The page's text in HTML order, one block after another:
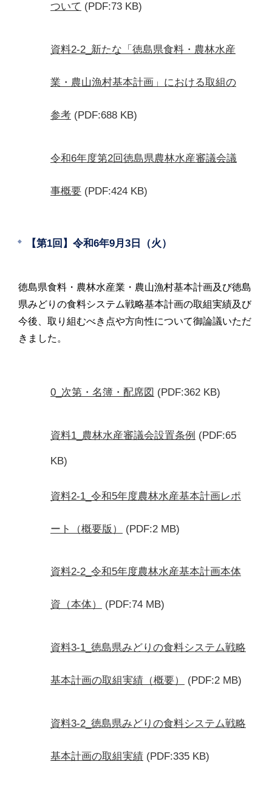
ついて (PDF:73 KB)
資料2-2_新たな「徳島県食料・農林水産
業・農山漁村基本計画」における取組の
参考 (PDF:688 KB)
令和6年度第2回徳島県農林水産審議会議
事概要 (PDF:424 KB)
【第1回】令和6年9月3日（火）
徳島県食料・農林水産業・農山漁村基本計画及び徳島
県みどりの食料システム戦略基本計画の取組実績及び
今後、取り組むべき点や方向性について御論議いただ
きました。
0_次第・名簿・配席図 (PDF:362 KB)
資料1_農林水産審議会設置条例 (PDF:65
KB)
資料2-1_令和5年度農林水産基本計画レポ
ート（概要版） (PDF:2 MB)
資料2-2_令和5年度農林水産基本計画本体
資（本体） (PDF:74 MB)
資料3-1_徳島県みどりの食料システム戦略
基本計画の取組実績（概要） (PDF:2 MB)
資料3-2_徳島県みどりの食料システム戦略
基本計画の取組実績 (PDF:335 KB)